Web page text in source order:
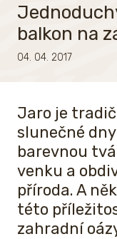
balkon na
04. 04. 2017
Jaro je
slunečné
barevnou
venku a
příroda. A
této
zahradní